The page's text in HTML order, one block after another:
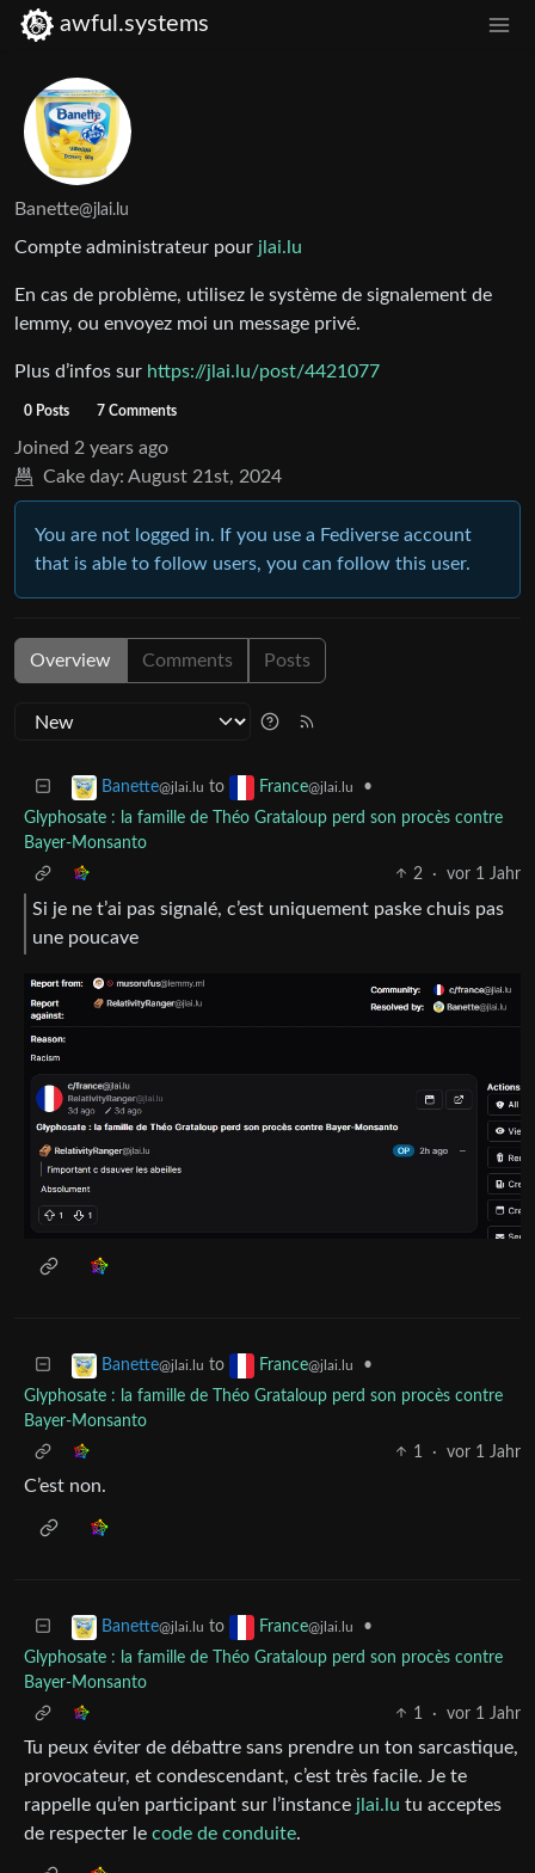
awful.systems
Banette@jlai.lu
Compte administrateur pour jlai.lu
En cas de problème, utilisez le système de signalement de
lemmy, ou envoyez moi un message privé.
Plus d’infos sur https://jlai.lu/post/4421077
0 Posts 7 Comments
Joined 2 years ago
Cake day: August 21st, 2024
You are not logged in. If you use a Fediverse account
that is able to follow users, you can follow this user.
Overview Comments Posts
Banette@jlai.lu to France@jlai.lu
•
Glyphosate : la famille de Théo Grataloup perd son procès contre
Bayer-Monsanto
2
· vor 1 Jahr
Si je ne t’ai pas signalé, c’est uniquement paske chuis pas
une poucave
Banette@jlai.lu to France@jlai.lu
•
Glyphosate : la famille de Théo Grataloup perd son procès contre
Bayer-Monsanto
1
· vor 1 Jahr
C’est non.
Banette@jlai.lu to France@jlai.lu
•
Glyphosate : la famille de Théo Grataloup perd son procès contre
Bayer-Monsanto
1
· vor 1 Jahr
Tu peux éviter de débattre sans prendre un ton sarcastique,
provocateur, et condescendant, c’est très facile. Je te
rappelle qu’en participant sur l’instance jlai.lu tu acceptes
de respecter le code de conduite.